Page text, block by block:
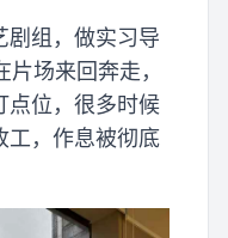
剧组，做实习导
场来回奔走，
点位，很多时候
工，作息被彻底